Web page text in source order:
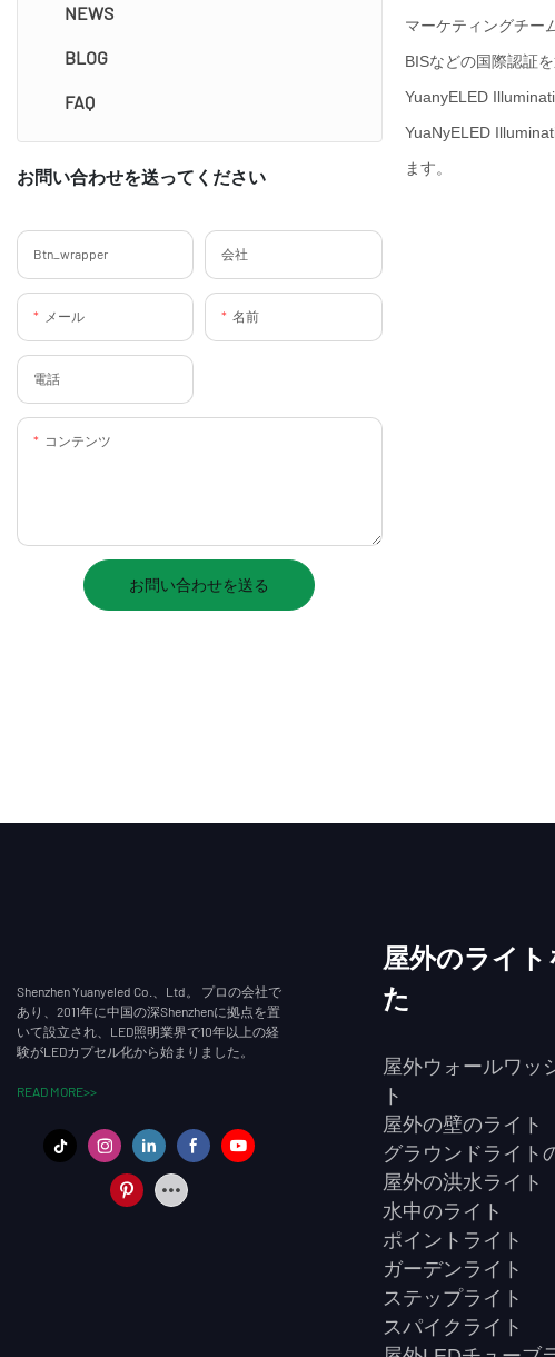
NEWS
BLOG
FAQ
お問い合わせを送ってください
Btn_wrapper 会社
メール 名前
電話
コンテンツ
お問い合わせを送る
マーケティングチー
BISなどの国際認証を
YuanyELED
YuaNyELED
ます。
Shenzhen Yuanyeled Co.、Ltd。 プロの会社で
あり、2011年に中国の深Shenzhenに拠点を置
いて設立され、LED照明業界で10年以上の経
験がLEDカプセル化から始まりました。
READ MORE>>
屋外のライト
た
屋外ウォールワッ
ト
屋外の壁のライト
グラウンドライト
屋外の洪水ライト
水中のライト
ポイントライト
ガーデンライト
ステップライト
スパイクライト